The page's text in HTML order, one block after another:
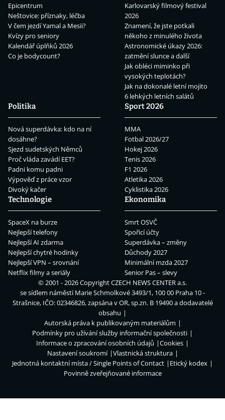
Epicentrum
Neštovice: příznaky, léčba
V čem jezdí Yamal a Mesii?
Kvízy pro seniory
Kalendář úplňků 2026
Co je bodycount?
Karlovarský filmový festival
2026
Znamení, že jste potkali
někoho z minulého života
Astronomické úkazy 2026:
zatmění slunce a další
Jak obléci miminko při
vysokých teplotách?
Jak na dokonalé letní mojito
6 lehkých letních salátů
Politika
Nová superdávka: kdo na ní
dosáhne?
Sjezd sudetských Němců
Proč vláda zavádí EET?
Padni komu padni
Výpověď z práce vzor
Divoký kačer
Sport 2026
MMA
Fotbal 2026/27
Hokej 2026
Tenis 2026
F1 2026
Atletika 2026
Cyklistika 2026
Technologie
SpaceX na burze
Nejlepší telefony
Nejlepší AI zdarma
Nejlepší chytré hodinky
Nejlepší VPN – srovnání
Netflix filmy a seriály
Ekonomika
Smrt OSVČ
Spořicí účty
Superdávka – změny
Důchody 2027
Minimální mzda 2027
Senior Pas – slevy
© 2001 - 2026 CopyrightCZECH NEWS CENTER a.s.
se sídlem náměstí Marie Schmolkové 3493/1, 100 00 Praha 10 -
Strašnice, IČO: 02346826, zapsána v OR, sp.zn. B 19490 a dodavatelé
obsahu
Autorská práva k publikovaným materiálům
Podmínky pro užívání služby informační společnosti
Informace o zpracování osobních údajů
Cookies
Nastavení soukromí
Vlastnická struktura
Jednotná kontaktní místa / Single Points of Contact
Etický kodex
Povinně zveřejňované informace